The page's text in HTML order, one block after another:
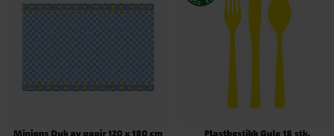
Minions Duk av papir 120 x 180 cm Plastbestikk Gule 18 stk.